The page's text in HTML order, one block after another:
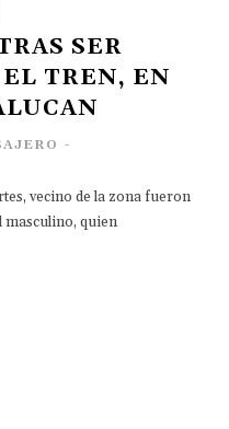
SER
TREN, EN
-
vecino de la zona fueron
masculino, quien